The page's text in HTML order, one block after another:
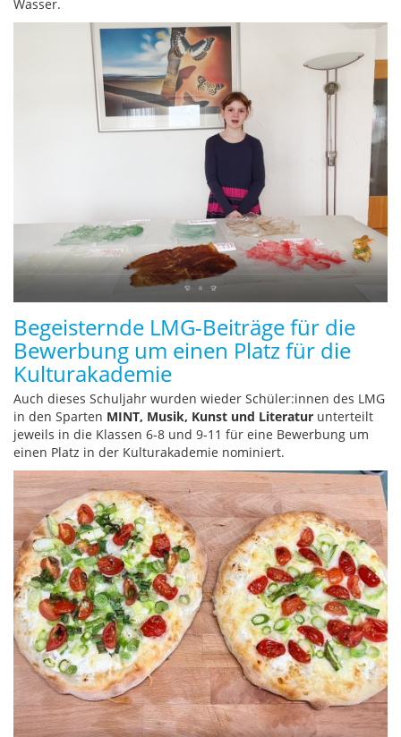
Wasser.
Begeisternde LMG-Beiträge für die
Bewerbung um einen Platz für die
Kulturakademie
Auch dieses Schuljahr wurden wieder Schüler:innen des LMG
in den Sparten MINT, Musik, Kunst und Literatur unterteilt
jeweils in die Klassen 6-8 und 9-11 für eine Bewerbung um
einen Platz in der Kulturakademie nominiert.